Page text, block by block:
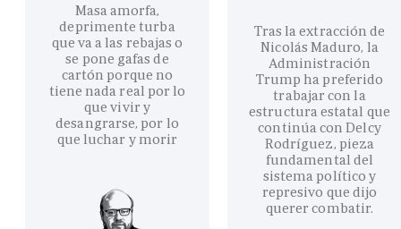
Masa amorfa,
deprimente turba
que va a las rebajas o
se pone gafas de
cartón porque no
tiene nada real por lo
que vivir y
desangrarse, por lo
que luchar y morir
Tras la extracción de
Nicolás Maduro, la
Administración
Trump ha preferido
trabajar con la
estructura estatal que
continúa con Delcy
Rodríguez, pieza
fundamental del
sistema político y
represivo que dijo
querer combatir.